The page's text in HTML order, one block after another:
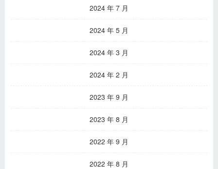
2024 年 7 月
2024 年 5 月
2024 年 3 月
2024 年 2 月
2023 年 9 月
2023 年 8 月
2022 年 9 月
2022 年 8 月